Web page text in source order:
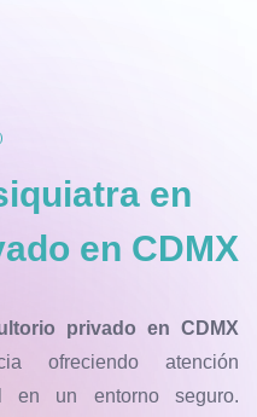
en
en CDMX
privado en CDMX
ofreciendo atención
en un entorno seguro.